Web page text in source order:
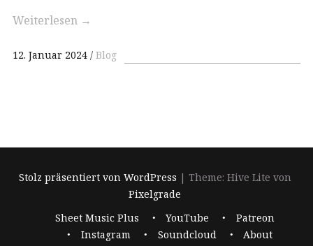
Weiterlesen →
12. Januar 2024 Blog
Stolz präsentiert von WordPress | Theme: Hive Lite von
Pixelgrade
Sheet Music Plus YouTube
Patreon
Instagram
Soundcloud
About